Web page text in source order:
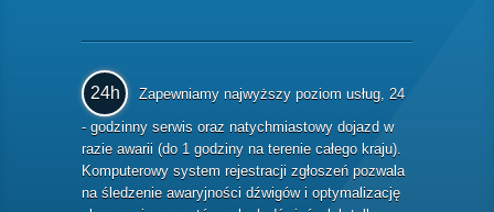
24h
Zapewniamy najwyższy poziom usług, 24
- godzinny serwis oraz natychmiastowy dojazd w
razie awarii (do 1 godziny na terenie całego kraju).
Komputerowy system rejestracji zgłoszeń pozwala
na śledzenie awaryjności dźwigów i optymalizację